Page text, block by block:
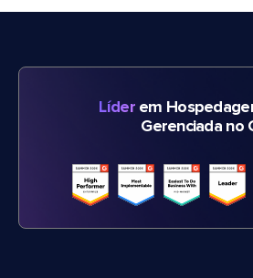
Líderem
Gerenciada no